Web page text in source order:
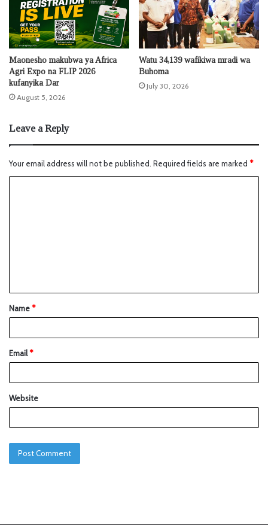
Maonesho makubwa ya Africa
Agri Expo na FLIP 2026
kufanyika Dar
August 5, 2026
Watu 34,139 wafikiwa mradi wa
Buhoma
July 30, 2026
Leave a Reply
Your email address will not be published. Required fields are marked *
Name*
Email*
Website